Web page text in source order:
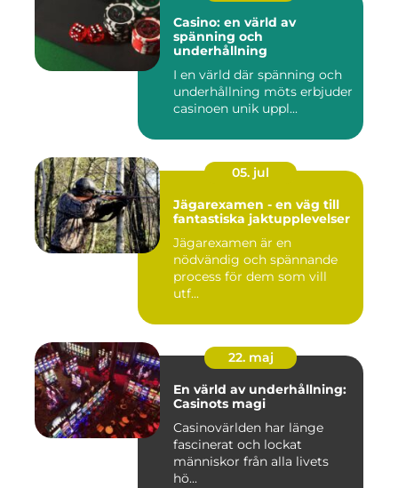
Casino: en värld av
spänning och
underhållning
I en värld där spänning och
underhållning möts erbjuder
casinoen unik uppl...
05. jul
Jägarexamen - en väg till
fantastiska jaktupplevelser
Jägarexamen är en
nödvändig och spännande
process för dem som vill
utf...
22. maj
En värld av underhållning:
Casinots magi
Casinovärlden har länge
fascinerat och lockat
människor från alla livets
hö...